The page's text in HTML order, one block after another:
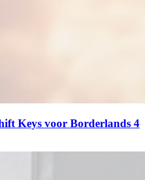
Keys voor Borderlands 4